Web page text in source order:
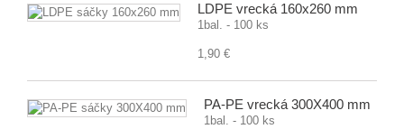
LDPE vrecká 160x260 mm
1bal. - 100 ks
1,90 €
PA-PE vrecká 300X400 mm
1bal. - 100 ks